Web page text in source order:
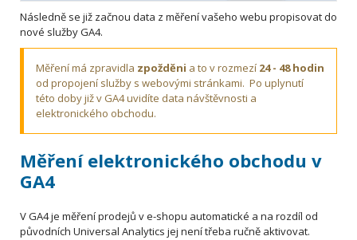
Následně se již začnou data z měření vašeho webu propisovat do
nové služby GA4.
Měření má zpravidla zpožděni a to v rozmezí 24 - 48 hodin
od propojení služby s webovými stránkami. Po uplynutí
této doby již v GA4 uvidíte data návštěvnosti a
elektronického obchodu.
Měření elektronického obchodu v
GA4
V GA4 je měření prodejů v e-shopu automatické a na rozdíl od
původních Universal Analytics jej není třeba ručně aktivovat.